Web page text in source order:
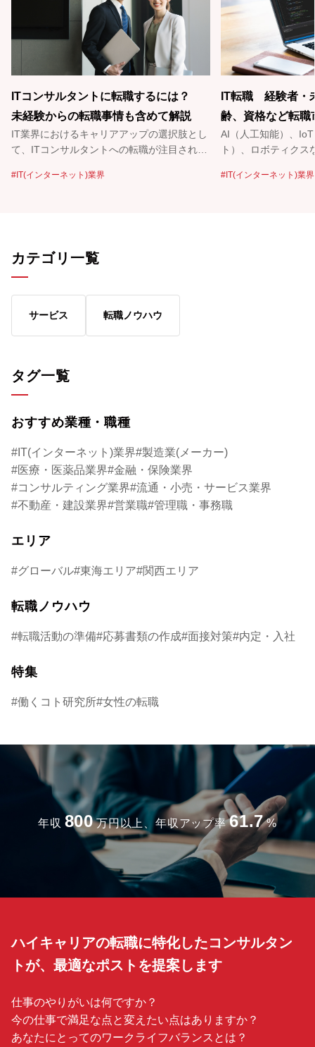
ITコンサルタントに転職するには？
未経験からの転職事情も含めて解説
IT業界におけるキャリアアップの選択肢とし
て、ITコンサルタントへの転職が注目されて
業の経営課題を解決する、やりがいのある仕
では、仕事内容やメリットなど、未経験から
ンサルタントへの転職を検討している方はぜ
ひ参考にしてください。
IT(インターネット)業界
IT転職 経験者・
齢、資格など転職
AI（人工知能）、
ト）、ロボティク
います。そこで、未
IT(インターネット)業界
カテゴリ一覧
サービス 転職ノウハウ
タグ一覧
おすすめ業種・職種
IT(インターネット)業界 製造業(メーカー)
医療・医薬品業界 金融・保険業界
コンサルティング業界 流通・小売・サービス業界
不動産・建設業界 営業職 管理職・事務職
エリア
グローバル 東海エリア 関西エリア
転職ノウハウ
転職活動の準備 応募書類の作成 面接対策 内定・入社
特集
働くコト研究所 女性の転職
年収 800 万円以上、年収アップ率 61.7 %
ハイキャリアの転職に特化したコンサルタン
トが、最適なポストを提案します
仕事のやりがいは何ですか？
今の仕事で満足な点と変えたい点はありますか？
あなたにとってのワークライフバランスとは？